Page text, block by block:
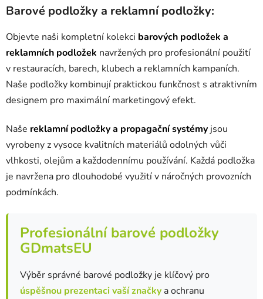
l
d
a
c
í
p
r
k
y
v
ý
p
Barové podložky a reklamní podložky:
Objevte naši kompletní kolekci barových podložek a
reklamních podložek navržených pro profesionální použití
v restauracích, barech, klubech a reklamních kampaních.
Naše podložky kombinují praktickou funkčnost s atraktivním
designem pro maximální marketingový efekt.
Naše reklamní podložky a propagační systémy jsou
vyrobeny z vysoce kvalitních materiálů odolných vůči
vlhkosti, olejům a každodennímu používání. Každá podložka
je navržena pro dlouhodobé využití v náročných provozních
podmínkách.
Profesionální barové podložky
GDmatsEU
Výběr správné barové podložky je klíčový pro
úspěšnou prezentaci vaší značky a ochranu